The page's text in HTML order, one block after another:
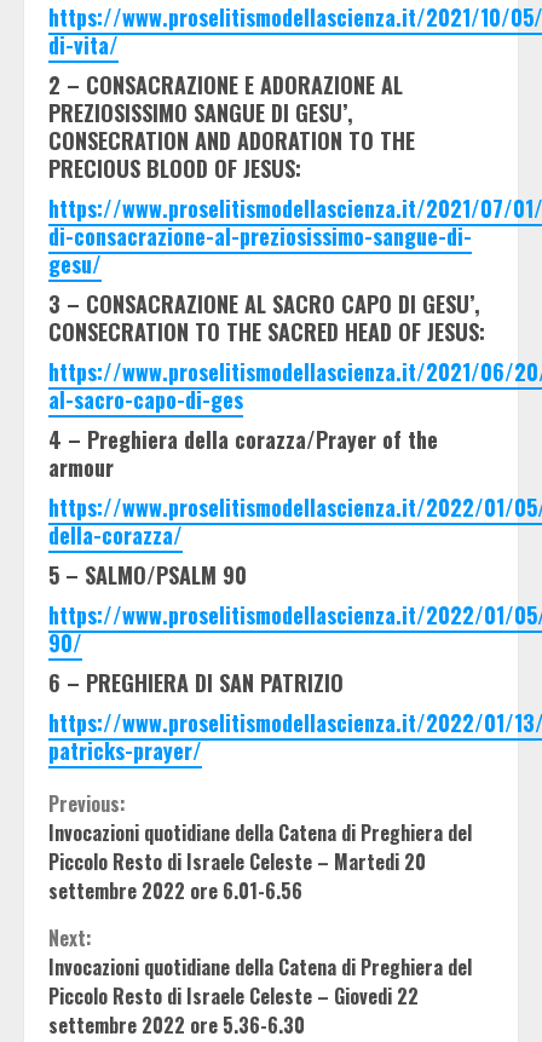
https://www.proselitismodellascienza.it/2021/10/
di-vita/
2 – CONSACRAZIONE E ADORAZIONE AL
PREZIOSISSIMO SANGUE DI GESU’,
CONSECRATION AND ADORATION TO THE
PRECIOUS BLOOD OF JESUS:
https://www.proselitismodellascienza.it/2021/07/
di-consacrazione-al-preziosissimo-sangue-di-
gesu/
3 – CONSACRAZIONE AL SACRO CAPO DI GESU’,
CONSECRATION TO THE SACRED HEAD OF JESUS:
https://www.proselitismodellascienza.it/2021/06/
al-sacro-capo-di-ges
4 – Preghiera della corazza/Prayer of the
armour
https://www.proselitismodellascienza.it/2022/01/
della-corazza/
5 – SALMO/PSALM 90
https://www.proselitismodellascienza.it/2022/01/
90/
6 – PREGHIERA DI SAN PATRIZIO
https://www.proselitismodellascienza.it/2022/01/
patricks-prayer/
Continue
Reading
Previous:
Invocazioni quotidiane della Catena di Preghiera del
Piccolo Resto di Israele Celeste – Martedi 20
settembre 2022 ore 6.01-6.56
Next:
Invocazioni quotidiane della Catena di Preghiera del
Piccolo Resto di Israele Celeste – Giovedi 22
settembre 2022 ore 5.36-6.30